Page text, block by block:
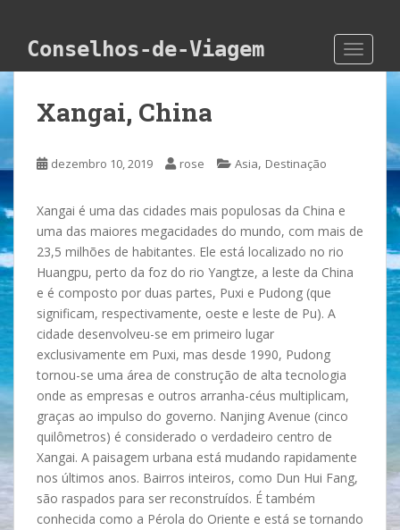
Conselhos-de-Viagem
Xangai, China
dezembro 10, 2019 rose Asia, Destinação
Xangai é uma das cidades mais populosas da China e
uma das maiores megacidades do mundo, com mais de
23,5 milhões de habitantes. Ele está localizado no rio
Huangpu, perto da foz do rio Yangtze, a leste da China
e é composto por duas partes, Puxi e Pudong (que
significam, respectivamente, oeste e leste de Pu). A
cidade desenvolveu-se em primeiro lugar
exclusivamente em Puxi, mas desde 1990, Pudong
tornou-se uma área de construção de alta tecnologia
onde as empresas e outros arranha-céus multiplicam,
graças ao impulso do governo. Nanjing Avenue (cinco
quilômetros) é considerado o verdadeiro centro de
Xangai. A paisagem urbana está mudando rapidamente
nos últimos anos. Bairros inteiros, como Dun Hui Fang,
são raspados para ser reconstruídos. É também
conhecida como a Pérola do Oriente e está se tornando